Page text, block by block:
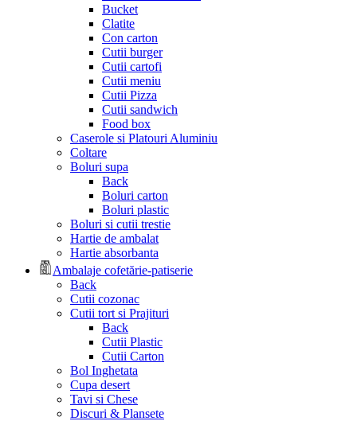
Bucket
Clatite
Con carton
Cutii burger
Cutii cartofi
Cutii meniu
Cutii Pizza
Cutii sandwich
Food box
Caserole si Platouri Aluminiu
Coltare
Boluri supa
Back
Boluri carton
Boluri plastic
Boluri si cutii trestie
Hartie de ambalat
Hartie absorbanta
Ambalaje cofetărie-patiserie
Back
Cutii cozonac
Cutii tort si Prajituri
Back
Cutii Plastic
Cutii Carton
Bol Inghetata
Cupa desert
Tavi si Chese
Discuri & Plansete